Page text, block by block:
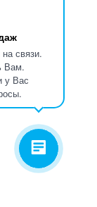
связи.
Вам.
у Вас